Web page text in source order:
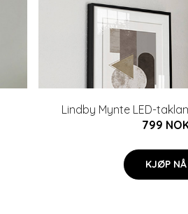
Lindby Mynte LED-
799
KJØP NÅ